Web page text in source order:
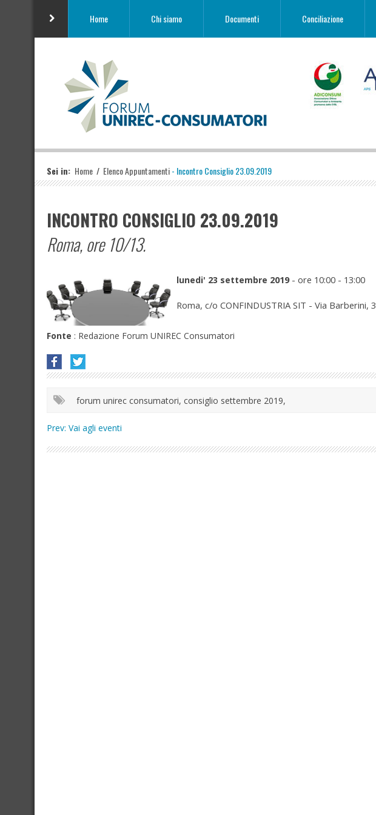
Home Chi siamo Documenti Conciliazione
Sei in: Home / Elenco Appuntamenti- Incontro Consiglio 23.09.2019
INCONTRO CONSIGLIO 23.09.2019
Roma, ore 10/13.
lunedi' 23 settembre 2019- ore 10:00 - 13:00
Roma, c/o CONFINDUSTRIA SIT - Via Barberini, 3
Fonte : Redazione Forum UNIREC Consumatori
forum unirec consumatori, consiglio settembre 2019,
Prev: Vai agli eventi